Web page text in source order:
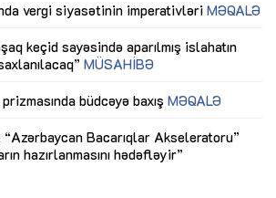
vergi siyasətinin imperativləri MƏQALƏ
keçid sayəsində aparılmış islahatın
MÜSAHİBƏ
büdcəyə baxış MƏQALƏ
Bacarıqlar Akseleratoru”
hazırlanmasını hədəfləyir”